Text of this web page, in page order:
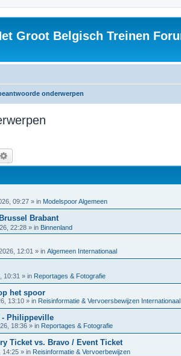
Groot Belgisch Treinen
onderwerpen
09:27 » in Modelspoor Algemeen
Brabant
22:28 » in Binnenland
12:01 » in Algemeen Internationaal
10:31 » in Reportages & Fotografie
het spoor
13:10 » in Reisinformatie & Vervoersbewijzen Internationaal
- Philippeville
18:36 » in Reportages & Fotografie
Ticket vs. Bravo / Event Ticket
14:25 » in Reisinformatie & Vervoerbewijzen